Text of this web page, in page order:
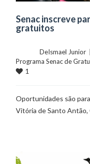
Senac inscreve
gratuitos
DeIsmael Junior
Programa Senac de
1
Oportunidades são
Vitória de Santo Antão,